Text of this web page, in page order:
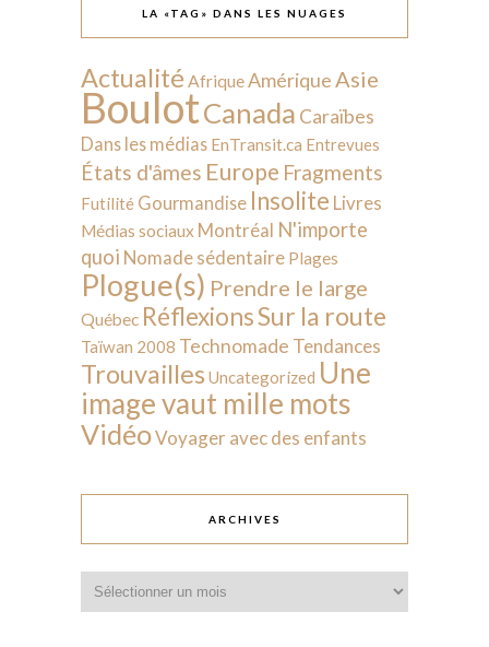
LA «TAG» DANS LES NUAGES
Actualité AfriqueAmérique Asie
BoulotCanada Caraïbes
Dans les médias EnTransit.ca Entrevues
États d'âmes Europe Fragments
Futilité Gourmandise Insolite Livres
Médias sociaux Montréal N'importe
quoi Nomade sédentaire Plages
Plogue(s) Prendre le large
Québec RéflexionsSur la route
Taïwan 2008 Technomade Tendances
Trouvailles Uncategorized Une
image vaut mille mots
VidéoVoyager avec des enfants
ARCHIVES